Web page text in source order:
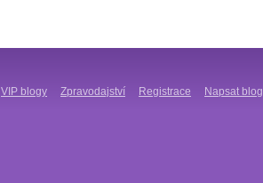
VIP blogy Zpravodajství Registrace Napsat blog